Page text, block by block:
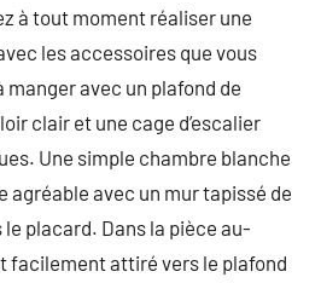
à tout moment réaliser une
les accessoires que vous
manger avec un plafond de
clair et une cage d’escalier
Une simple chambre blanche
agréable avec un mur tapissé de
placard. Dans la pièce au-
facilement attiré vers le plafond